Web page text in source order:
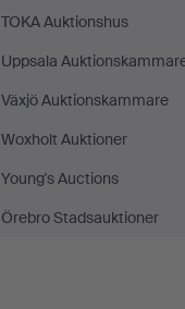
TOKA Auktionshus
Uppsala
Växjö Auktionskammare
Woxholt Auktioner
Young's Auctions
Örebro Stadsauktioner